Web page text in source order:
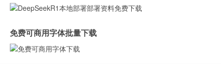
免费可商用字体批量下载